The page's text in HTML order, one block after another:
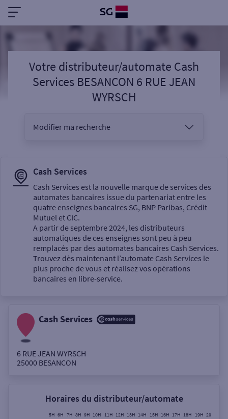
Votre distributeur/automate Cash
Services BESANCON 6 RUE JEAN
WYRSCH
Modifier ma recherche
Sélectionnez votre recherche
Un service
Autour de moi
Rue
Cash Services
Cash Services est la nouvelle marque de services des
automates bancaires issue du partenariat entre les
quatre enseignes bancaires SG, BNP Paribas, Crédit
Mutuel et CIC.
A partir de septembre 2024, les distributeurs
automatiques de ces enseignes sont peu à peu
remplacés par des automates bancaires Cash Services.
Trouvez dès maintenant l’automate Cash Services le
plus proche de vous et réalisez vos opérations
bancaires en libre-service.
Cash Services
6 RUE JEAN WYRSCH
25000 BESANCON
Horaires du distributeur/automate
5H 6H 7H 8H 9H 10H 11H 12H 13H 14H 15H 16H 17H 18H 19H 20H